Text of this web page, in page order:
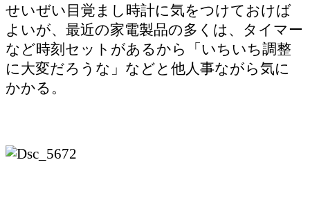
せいぜい目覚まし時計に気をつけておけば
よいが、最近の家電製品の多くは、タイマー
など時刻セットがあるから「いちいち調整
に大変だろうな」などと他人事ながら気に
かかる。